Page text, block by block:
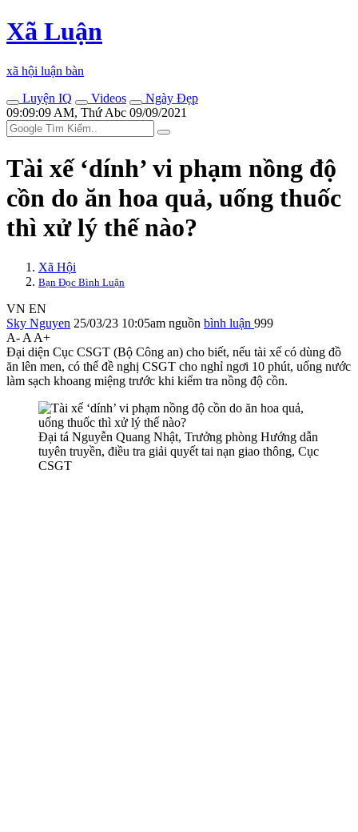
Xã Luận
xã hội luận bàn
Luyện IQ
Videos
Ngày Đẹp
09:09:09 AM, Thứ Abc 09/09/2021
Tài xế ‘dính’ vi phạm nồng độ
cồn do ăn hoa quả, uống thuốc
thì xử lý thế nào?
Xã Hội
Bạn Đọc Bình Luận
VN EN
Sky Nguyen 25/03/23 10:05am nguồn bình luận 999
A- A A+
Đại diện Cục CSGT (Bộ Công an) cho biết, nếu tài xế có dùng đồ
ăn lên men, có thể đề nghị CSGT cho nghỉ ngơi 10 phút, uống nước
làm sạch khoang miệng trước khi kiểm tra nồng độ cồn.
Đại tá Nguyễn Quang Nhật, Trưởng phòng Hướng dẫn
tuyên truyền, điều tra giải quyết tai nạn giao thông, Cục
CSGT